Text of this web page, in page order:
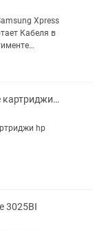
Xpress
Кабеля в
Pro M127w-
Куплю оригинальные картриджи hp xerox samsung
hp
3025BI